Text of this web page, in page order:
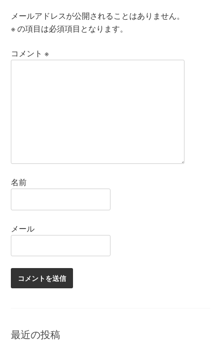
メールアドレスが公開されることはありません。
※の項目は必須項目となります。
コメント※
名前
メール
最近の投稿